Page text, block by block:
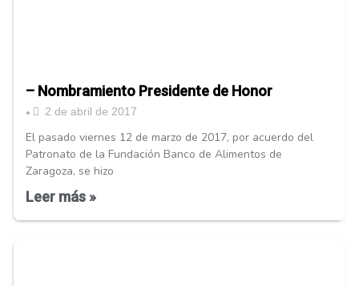
– Nombramiento Presidente de Honor
• 2 de abril de 2017
El pasado viernes 12 de marzo de 2017, por acuerdo del
Patronato de la Fundación Banco de Alimentos de
Zaragoza, se hizo
Leer más »